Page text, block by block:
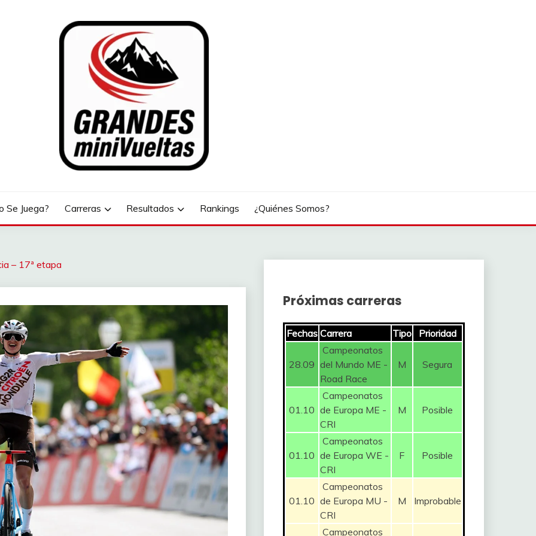
Se Juega? Carreras Resultados Rankings ¿Quiénes Somos?
– 17ª etapa
Próximas carreras
Fechas Carrera Tipo Prioridad
28.09
Campeonatos
del Mundo ME -
Road Race
M Segura
01.10
Campeonatos
de Europa ME -
CRI
M Posible
01.10
Campeonatos
de Europa WE -
CRI
F Posible
01.10
Campeonatos
de Europa MU -
CRI
M Improbable
Campeonatos